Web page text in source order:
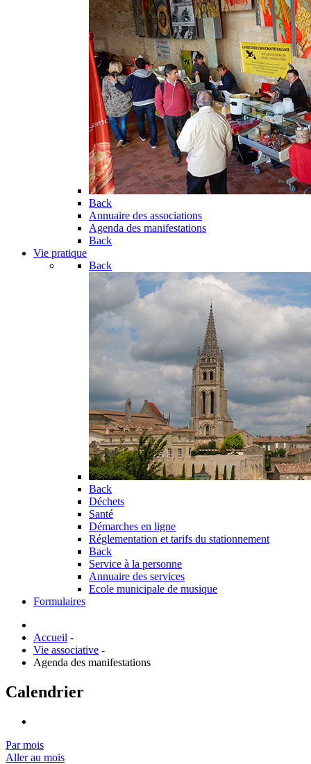
Back
Annuaire des associations
Agenda des manifestations
Back
Vie pratique
Back
Back
Déchets
Santé
Démarches en ligne
Réglementation et tarifs du stationnement
Back
Service à la personne
Annuaire des services
Ecole municipale de musique
Formulaires
Accueil -
Vie associative -
Agenda des manifestations
Calendrier
Par mois
Aller au mois